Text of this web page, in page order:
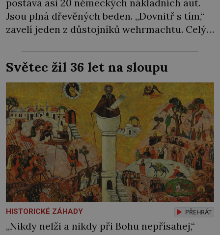
postává asi 20 německých nákladních aut.
Jsou plná dřevěných beden. „Dovnitř s tím,“
zavelí jeden z důstojníků wehrmachtu. Celý
Alespoň tak se to šušká mezi místními…
Podzemí kostela v Jablonném v Podještědí je
podle pamětníků protkáno celou sítí chodeb.
Jedna prý vede na radnici, druhá na nedaleký
zámek […]
Světec žil 36 let na sloupu
HISTORICKÉ ZÁHADY PŘEHRÁT
„Nikdy nelži a nikdy při Bohu nepřísahej,“